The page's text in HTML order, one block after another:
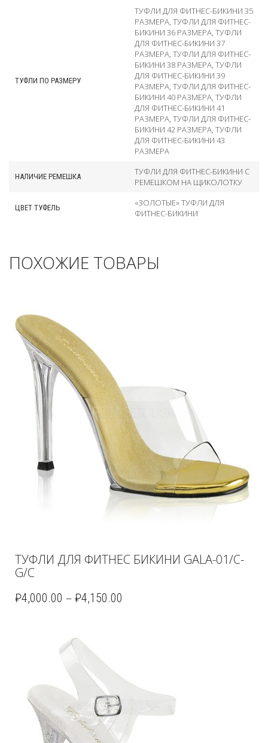
ТУФЛИ ПО РАЗМЕРУ
ТУФЛИ ДЛЯ ФИТНЕС-БИКИНИ 35
РАЗМЕРА, ТУФЛИ ДЛЯ ФИТНЕС-
БИКИНИ 36 РАЗМЕРА, ТУФЛИ
ДЛЯ ФИТНЕС-БИКИНИ 37
РАЗМЕРА, ТУФЛИ ДЛЯ ФИТНЕС-
БИКИНИ 38 РАЗМЕРА, ТУФЛИ
ДЛЯ ФИТНЕС-БИКИНИ 39
РАЗМЕРА, ТУФЛИ ДЛЯ ФИТНЕС-
БИКИНИ 40 РАЗМЕРА, ТУФЛИ
ДЛЯ ФИТНЕС-БИКИНИ 41
РАЗМЕРА, ТУФЛИ ДЛЯ ФИТНЕС-
БИКИНИ 42 РАЗМЕРА, ТУФЛИ
ДЛЯ ФИТНЕС-БИКИНИ 43
РАЗМЕРА
НАЛИЧИЕ РЕМЕШКА
ТУФЛИ ДЛЯ ФИТНЕС-БИКИНИ С
РЕМЕШКОМ НА ЩИКОЛОТКУ
ЦВЕТ ТУФЕЛЬ
«ЗОЛОТЫЕ» ТУФЛИ ДЛЯ
ФИТНЕС-БИКИНИ
ПОХОЖИЕ ТОВАРЫ
ТУФЛИ ДЛЯ ФИТНЕС БИКИНИ GALA-01/C-
G/C
₽4,000.00 – ₽4,150.00